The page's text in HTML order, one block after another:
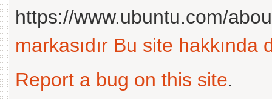
https://www.ubuntu.com/
markasıdır Bu site hakkında
Report a bug on this site.